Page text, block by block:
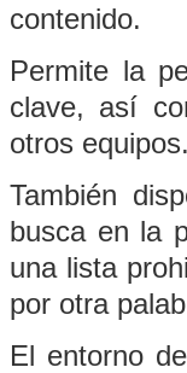
contenido.
Permite la
clave, así
otros
También
busca en la
una lista
por otra
El entorno